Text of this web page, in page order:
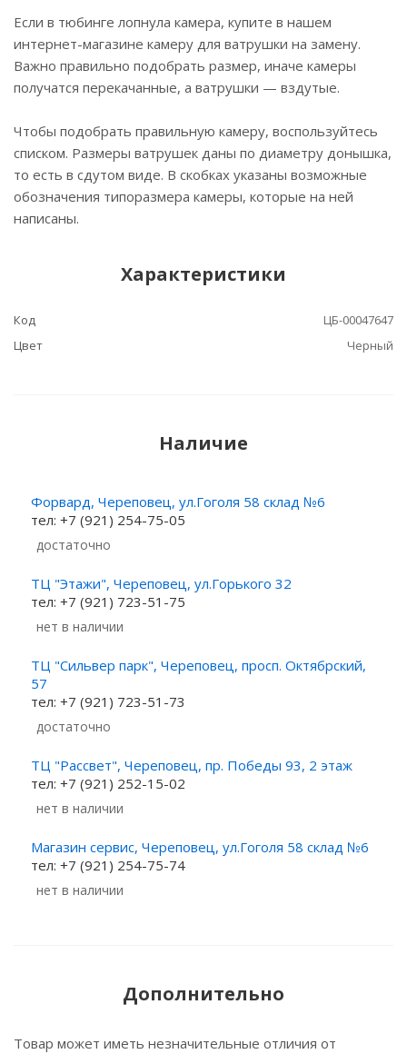
Если в тюбинге лопнула камера, купите в нашем
интернет-магазине камеру для ватрушки на замену.
Важно правильно подобрать размер, иначе камеры
получатся перекачанные, а ватрушки — вздутые.
Чтобы подобрать правильную камеру, воспользуйтесь
списком. Размеры ватрушек даны по диаметру донышка,
то есть в сдутом виде. В скобках указаны возможные
обозначения типоразмера камеры, которые на ней
написаны.
Характеристики
Код
ЦБ-00047647
Цвет
Черный
Наличие
Форвард, Череповец, ул.Гоголя 58 склад №6
тел: +7 (921) 254-75-05
Достаточно
ТЦ "Этажи", Череповец, ул.Горького 32
тел: +7 (921) 723-51-75
Нет в наличии
ТЦ "Сильвер парк", Череповец, просп. Октябрский,
57
тел: +7 (921) 723-51-73
Достаточно
ТЦ "Рассвет", Череповец, пр. Победы 93, 2 этаж
тел: +7 (921) 252-15-02
Нет в наличии
Магазин сервис, Череповец, ул.Гоголя 58 склад №6
тел: +7 (921) 254-75-74
Нет в наличии
Дополнительно
Товар может иметь незначительные отличия от